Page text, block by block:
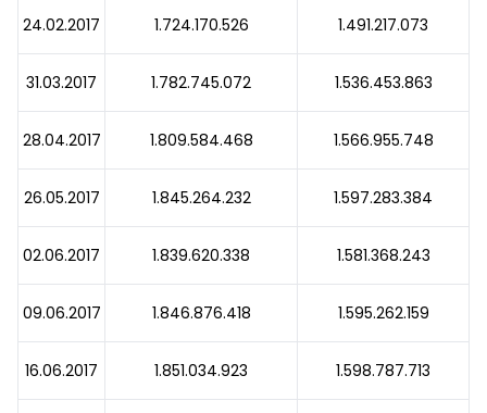
24.02.2017 1.724.170.526 1.491.217.073
31.03.2017 1.782.745.072 1.536.453.863
28.04.2017 1.809.584.468 1.566.955.748
26.05.2017 1.845.264.232 1.597.283.384
02.06.2017 1.839.620.338 1.581.368.243
09.06.2017 1.846.876.418 1.595.262.159
16.06.2017 1.851.034.923 1.598.787.713